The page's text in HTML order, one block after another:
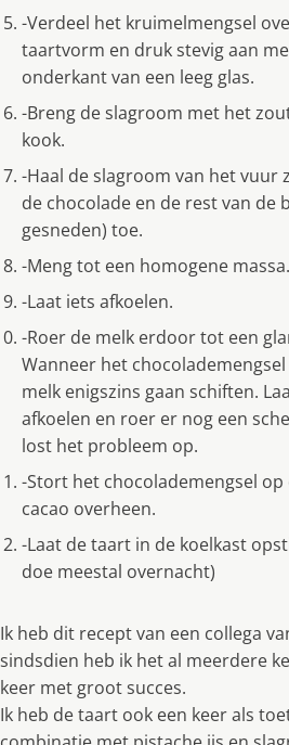
-Verdeel het kruimelmengsel
taartvorm en druk stevig aan
onderkant van een leeg glas.
-Breng de slagroom met het
kook.
-Haal de slagroom van het vuur
de chocolade en de rest van de
gesneden) toe.
-Meng tot een homogene massa.
-Laat iets afkoelen.
-Roer de melk erdoor tot een
Wanneer het
melk enigszins gaan schiften.
afkoelen en roer er nog een
lost het probleem op.
-Stort het chocolademengsel
cacao overheen.
-Laat de taart in de koelkast
doe meestal overnacht)
Ik heb dit recept van een collega
sindsdien heb ik het al meerdere
keer met groot succes.
Ik heb de taart ook een keer als